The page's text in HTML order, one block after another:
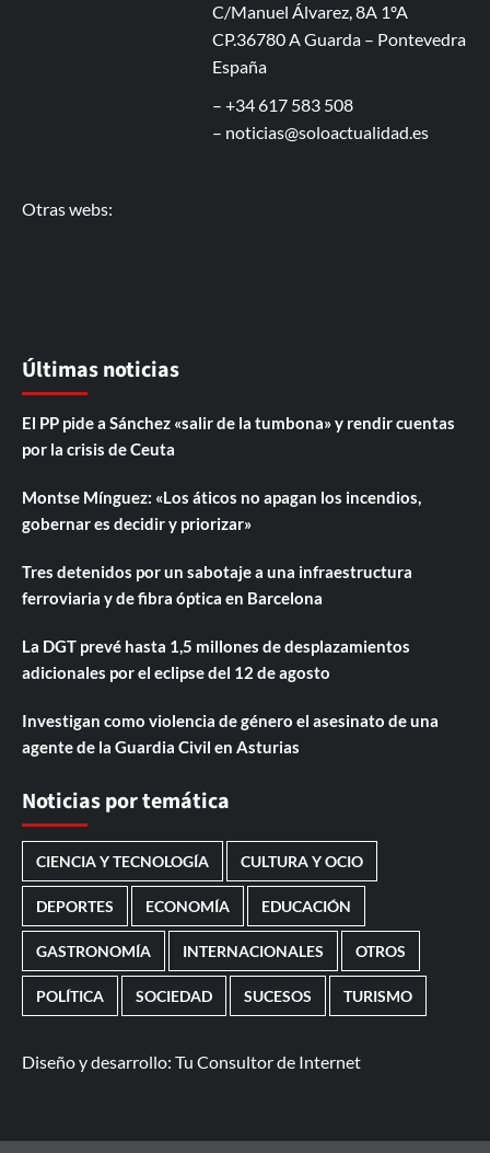
C/Manuel Álvarez, 8A 1ºA
CP.36780 A Guarda – Pontevedra
España
– +34 617 583 508
– noticias@soloactualidad.es
Otras webs:
Últimas noticias
El PP pide a Sánchez «salir de la tumbona» y rendir cuentas
por la crisis de Ceuta
Montse Mínguez: «Los áticos no apagan los incendios,
gobernar es decidir y priorizar»
Tres detenidos por un sabotaje a una infraestructura
ferroviaria y de fibra óptica en Barcelona
La DGT prevé hasta 1,5 millones de desplazamientos
adicionales por el eclipse del 12 de agosto
Investigan como violencia de género el asesinato de una
agente de la Guardia Civil en Asturias
Noticias por temática
CIENCIA Y TECNOLOGÍA CULTURA Y OCIO
DEPORTES ECONOMÍA EDUCACIÓN
GASTRONOMÍA INTERNACIONALES OTROS
POLÍTICA SOCIEDAD SUCESOS TURISMO
Diseño y desarrollo: Tu Consultor de Internet